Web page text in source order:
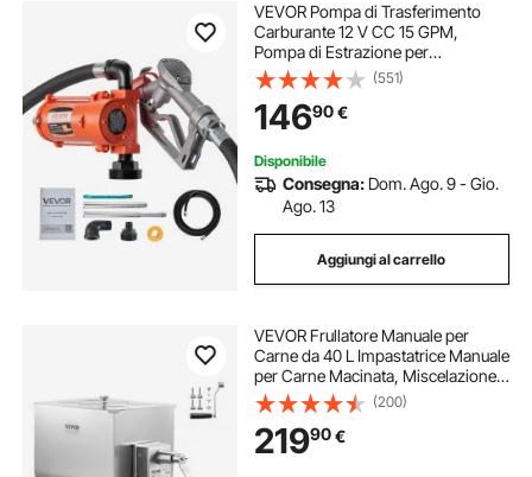
VEVOR Pompa di Trasferimento
Carburante 12 V CC 15 GPM,
Pompa di Estrazione per
Trasferimento Diesel in Ghisa,
Ugello Manuale, Tubo di Scarico,
per Benzina, Diesel, Cherosene
(551)
14690€
Disponibile
Consegna: Dom. Ago. 9 - Gio.
Ago. 13
Aggiungi al carrello
VEVOR Frullatore Manuale per
Carne da 40 L Impastatrice Manuale
per Carne Macinata, Miscelazione
Massima di 27,2 kg di Carne,
Dispositivo per Lavorazione della
Carne con Contenitore Ribaltabile
(200)
21990€